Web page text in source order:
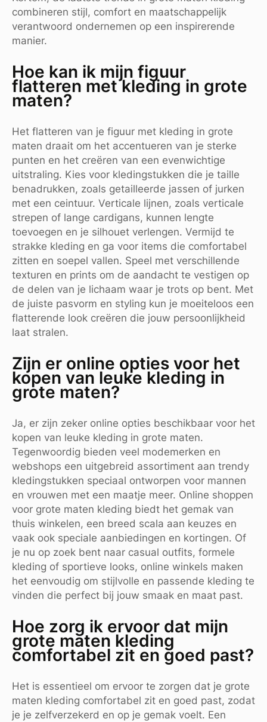
combineren stijl, comfort en maatschappelijk
verantwoord ondernemen op een inspirerende
manier.
Hoe kan ik mijn figuur
flatteren met kleding in grote
maten?
Het flatteren van je figuur met kleding in grote
maten draait om het accentueren van je sterke
punten en het creëren van een evenwichtige
uitstraling. Kies voor kledingstukken die je taille
benadrukken, zoals getailleerde jassen of jurken
met een ceintuur. Verticale lijnen, zoals verticale
strepen of lange cardigans, kunnen lengte
toevoegen en je silhouet verlengen. Vermijd te
strakke kleding en ga voor items die comfortabel
zitten en soepel vallen. Speel met verschillende
texturen en prints om de aandacht te vestigen op
de delen van je lichaam waar je trots op bent. Met
de juiste pasvorm en styling kun je moeiteloos een
flatterende look creëren die jouw persoonlijkheid
laat stralen.
Zijn er online opties voor het
kopen van leuke kleding in
grote maten?
Ja, er zijn zeker online opties beschikbaar voor het
kopen van leuke kleding in grote maten.
Tegenwoordig bieden veel modemerken en
webshops een uitgebreid assortiment aan trendy
kledingstukken speciaal ontworpen voor mannen
en vrouwen met een maatje meer. Online shoppen
voor grote maten kleding biedt het gemak van
thuis winkelen, een breed scala aan keuzes en
vaak ook speciale aanbiedingen en kortingen. Of
je nu op zoek bent naar casual outfits, formele
kleding of sportieve looks, online winkels maken
het eenvoudig om stijlvolle en passende kleding te
vinden die perfect bij jouw smaak en maat past.
Hoe zorg ik ervoor dat mijn
grote maten kleding
comfortabel zit en goed past?
Het is essentieel om ervoor te zorgen dat je grote
maten kleding comfortabel zit en goed past, zodat
je je zelfverzekerd en op je gemak voelt. Een